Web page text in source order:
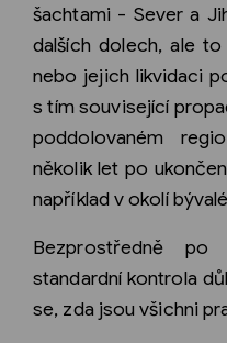
šachtami - Sever a
dalších dolech, ale
nebo jejich likvidaci
s tím související
poddolovaném
několik let po
například v okolí
Bezprostředně
standardní kontrola
se, zda jsou všichni